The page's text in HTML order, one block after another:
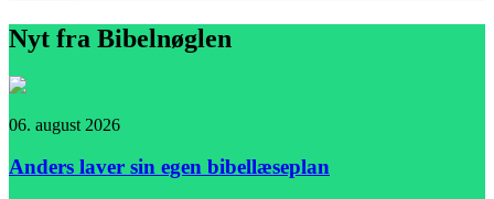
Nyt fra Bibelnøglen
06. august 2026
Anders laver sin egen bibellæseplan